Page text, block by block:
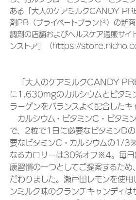
ある「大人のケアミルクCANDY
剤PB（プライベートブランド）の新
調剤の店舗およびヘルスケア通販サイ
ンストア」（https://
「大人のケアミルクCANDY
に1,630mgのカルシウムとビタミ
ラーゲンをバランスよく配合したキ
カルシウム・ビタミンC・ビタミ
で、2粒で1日に必要なビタミン
要なビタミンC・カルシウムの1/
なるカロリーは30%オフ※4。毎日
康習慣の一つとしてご提案するため
だわりました。瀬戸田レモンを使用
ンミルク味のクランチキャンディは